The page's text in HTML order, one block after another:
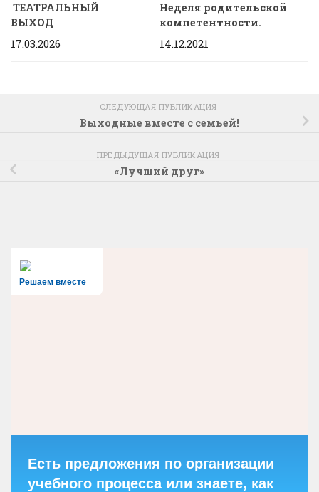
ТЕАТРАЛЬНЫЙ
ВЫХОД
17.03.2026
Неделя родительской
компетентности.
14.12.2021
СЛЕДУЮЩАЯ ПУБЛИКАЦИЯ
Выходные вместе с семьей!
ПРЕДЫДУЩАЯ ПУБЛИКАЦИЯ
«Лучший друг»
Решаем вместе
Есть предложения по организации
учебного процесса или знаете, как